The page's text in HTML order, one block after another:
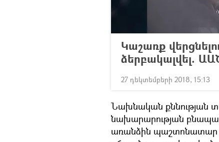
Կաշառք
ձերբակալվել.
27 դեկտեմբերի 2018, 15:13
Նախնական քննության
նախարարության
առանձին պաշտոնատար